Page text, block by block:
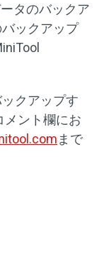
タのバックア
ックアップ
クアップす
メント欄にお
まで